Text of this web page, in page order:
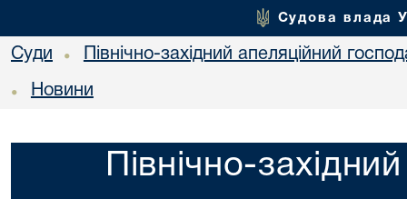
Судова влада
Суди • Північно-західний апеляційний
• Новини
Північно-